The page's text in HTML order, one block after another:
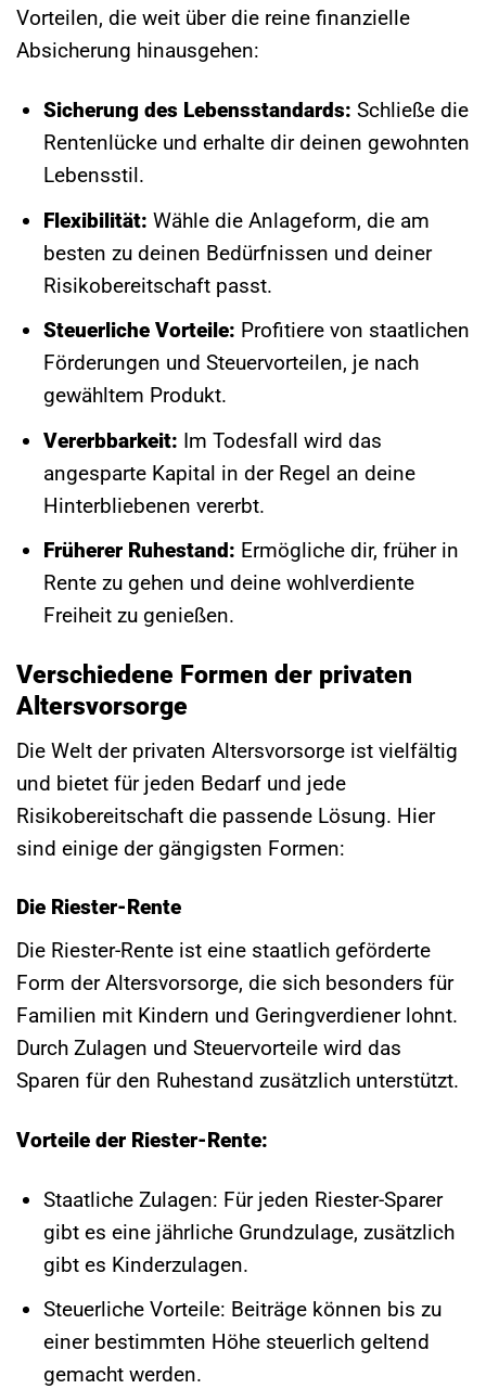
Vorteilen, die weit über die reine finanzielle
Absicherung hinausgehen:
Sicherung des Lebensstandards: Schließe die
Rentenlücke und erhalte dir deinen gewohnten
Lebensstil.
Flexibilität: Wähle die Anlageform, die am
besten zu deinen Bedürfnissen und deiner
Risikobereitschaft passt.
Steuerliche Vorteile: Profitiere von staatlichen
Förderungen und Steuervorteilen, je nach
gewähltem Produkt.
Vererbbarkeit: Im Todesfall wird das
angesparte Kapital in der Regel an deine
Hinterbliebenen vererbt.
Früherer Ruhestand: Ermögliche dir, früher in
Rente zu gehen und deine wohlverdiente
Freiheit zu genießen.
Verschiedene Formen der privaten
Altersvorsorge
Die Welt der privaten Altersvorsorge ist vielfältig
und bietet für jeden Bedarf und jede
Risikobereitschaft die passende Lösung. Hier
sind einige der gängigsten Formen:
Die Riester-Rente
Die Riester-Rente ist eine staatlich geförderte
Form der Altersvorsorge, die sich besonders für
Familien mit Kindern und Geringverdiener lohnt.
Durch Zulagen und Steuervorteile wird das
Sparen für den Ruhestand zusätzlich unterstützt.
Vorteile der Riester-Rente:
Staatliche Zulagen: Für jeden Riester-Sparer
gibt es eine jährliche Grundzulage, zusätzlich
gibt es Kinderzulagen.
Steuerliche Vorteile: Beiträge können bis zu
einer bestimmten Höhe steuerlich geltend
gemacht werden.